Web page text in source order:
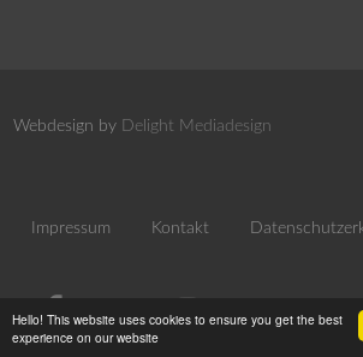
Hello! This website uses cookies to ensure you get the best
experience on our website
Webdesign by Delight Mediadesign
Impressum Kontakt